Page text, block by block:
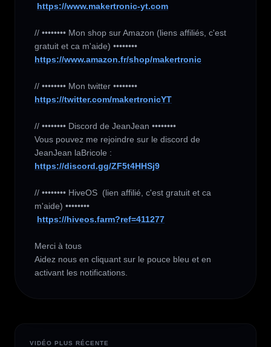
https://www.makertronic-yt.com
// •••••••• Mon shop sur Amazon (liens affiliés, c'est
https://www.amazon.fr/shop/makertronic
https://twitter.com/makertronicYT
// •••••••• Discord de JeanJean ••••••••
Vous pouvez me rejoindre sur le discord de
https://discord.gg/ZF5t4HHSj9
// •••••••• HiveOS  (lien affilié, c'est gratuit et ca
m'aide) ••••••••
https://hiveos.farm?ref=411277
Merci à tous
Aidez nous en cliquant sur le pouce bleu et en
activant les notifications.
VIDÉO PLUS RÉCENTE